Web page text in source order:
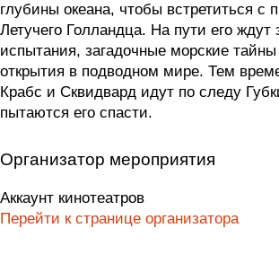
глубины океана, чтобы встретиться с
Летучего Голландца. На пути его
испытания, загадочные морские
открытия в подводном мире. Тем
Крабс и Сквидвард идут по следу
пытаются его спасти.
Организатор мероприятия
Аккаунт кинотеатров
Перейти к странице организатора